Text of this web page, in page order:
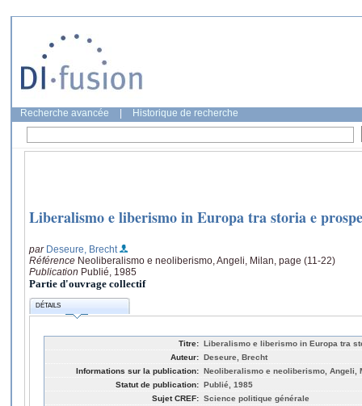
Recherche avancée Historique de recherche
Liberalismo e liberismo in Europa tra storia e
par Deseure, Brecht
Référence Neoliberalismo e neoliberismo, Angeli, Milan, page (11-22)
Publication Publié, 1985
Partie d'ouvrage collectif
DÉTAILS
Titre: Liberalismo e liberismo in Europa tra
Auteur: Deseure, Brecht
Informations sur la publication: Neoliberalismo e neoliberismo, Angeli,
Statut de publication: Publié, 1985
Sujet CREF: Science politique générale